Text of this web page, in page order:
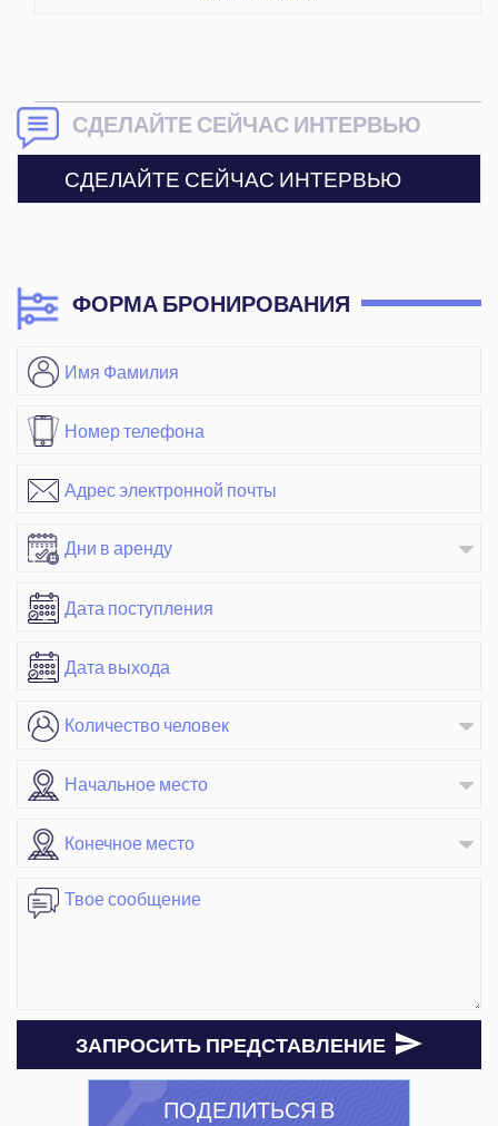
СДЕЛАЙТЕ СЕЙЧАС ИНТЕРВЬЮ
СДЕЛАЙТЕ СЕЙЧАС ИНТЕРВЬЮ
ФОРМА БРОНИРОВАНИЯ
ЗАПРОСИТЬ ПРЕДСТАВЛЕНИЕ
ПОДЕЛИТЬСЯ В